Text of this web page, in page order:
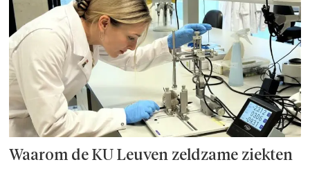
Waarom de KU Leuven zeldzame ziekten